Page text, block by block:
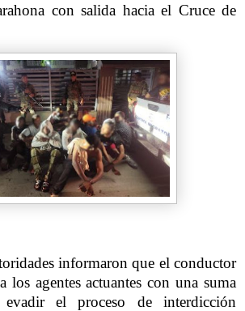
con salida hacia el Cruce de
informaron que el conductor
los agentes actuantes con una suma
el proceso de interdicción